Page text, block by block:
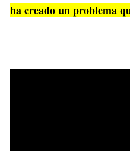
ha creado un problema